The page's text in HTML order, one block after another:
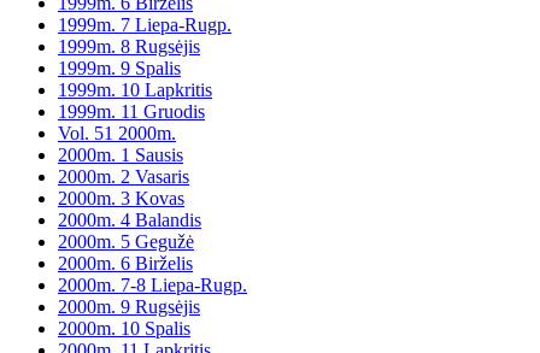
1999m. 7 Liepa-Rugp.
1999m. 8 Rugsėjis
1999m. 9 Spalis
1999m. 10 Lapkritis
1999m. 11 Gruodis
Vol. 51 2000m.
2000m. 1 Sausis
2000m. 2 Vasaris
2000m. 3 Kovas
2000m. 4 Balandis
2000m. 5 Gegužė
2000m. 6 Birželis
2000m. 7-8 Liepa-Rugp.
2000m. 9 Rugsėjis
2000m. 10 Spalis